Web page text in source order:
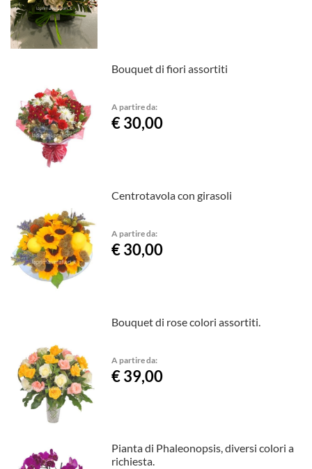
Bouquet di fiori assortiti
A partire da:
€ 30,00
Centrotavola con girasoli
A partire da:
€ 30,00
Bouquet di rose colori assortiti.
A partire da:
€ 39,00
Pianta di Phaleonopsis, diversi colori a
richiesta.